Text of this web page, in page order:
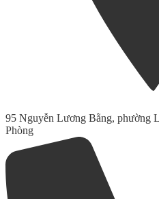
95 Nguyễn Lương Bằng, phường
Phòng